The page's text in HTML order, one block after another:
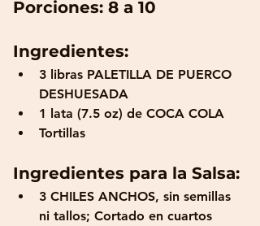
Porciones: 8 a 10
Ingredientes:
3 libras PALETILLA DE PUERCO
DESHUESADA
1 lata (7.5 oz) de COCA COLA
Tortillas
Ingredientes para la Salsa:
3 CHILES ANCHOS, sin semillas
ni tallos; Cortado en cuartos